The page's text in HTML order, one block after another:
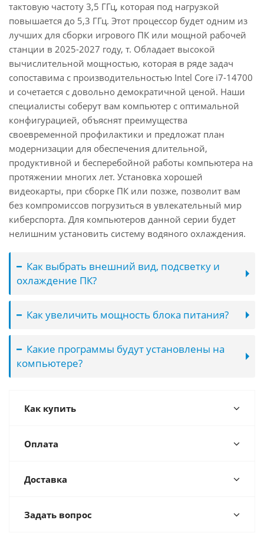
тактовую частоту 3,5 ГГц, которая под нагрузкой
повышается до 5,3 ГГц. Этот процессор будет одним из
лучших для сборки игрового ПК или мощной рабочей
станции в 2025-2027 году, т. Обладает высокой
вычислительной мощностью, которая в ряде задач
сопоставима с производительностью Intel Core i7-14700
и сочетается с довольно демократичной ценой. Наши
специалисты соберут вам компьютер с оптимальной
конфигурацией, объяснят преимущества
своевременной профилактики и предложат план
модернизации для обеспечения длительной,
продуктивной и бесперебойной работы компьютера на
протяжении многих лет. Установка хорошей
видеокарты, при сборке ПК или позже, позволит вам
без компромиссов погрузиться в увлекательный мир
киберспорта. Для компьютеров данной серии будет
нелишним установить систему водяного охлаждения.
Как выбрать внешний вид, подсветку и
охлаждение ПК?
Как увеличить мощность блока питания?
Какие программы будут установлены на
компьютере?
Как купить
Оплата
Доставка
Задать вопрос